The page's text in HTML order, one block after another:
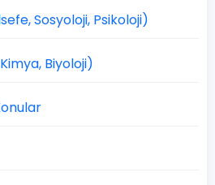
Sosyoloji, Psikoloji)
Biyoloji)